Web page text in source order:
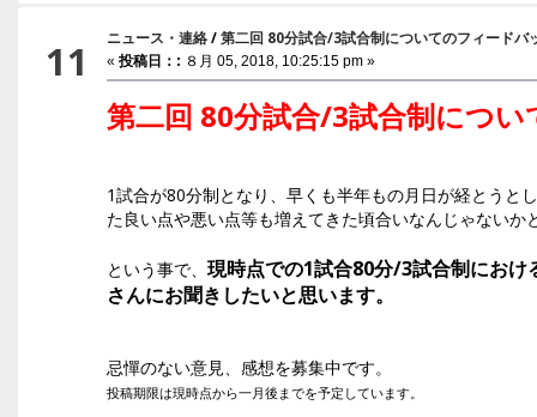
11 ニュース・連絡 /第二回 80分試合/3試合制についてのフィード
«投稿日：: ８月 05, 2018, 10:25:15 pm »
第二回 80分試合/3試合制につ
1試合が80分制となり、早くも半年もの月日が経とうと
た良い点や悪い点等も増えてきた頃合いなんじゃないか
という事で、現時点での1試合80分/3試合制にお
さんにお聞きしたいと思います。
忌憚のない意見、感想を募集中です。
投稿期限は現時点から一月後までを予定しています。